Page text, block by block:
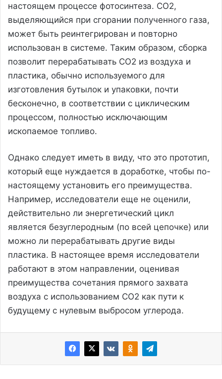
настоящем процессе фотосинтеза. CO2,
выделяющийся при сгорании полученного газа,
может быть реинтегрирован и повторно
использован в системе. Таким образом, сборка
позволит перерабатывать CO2 из воздуха и
пластика, обычно используемого для
изготовления бутылок и упаковки, почти
бесконечно, в соответствии с циклическим
процессом, полностью исключающим
ископаемое топливо.
Однако следует иметь в виду, что это прототип,
который еще нуждается в доработке, чтобы по-
настоящему установить его преимущества.
Например, исследователи еще не оценили,
действительно ли энергетический цикл
является безуглеродным (по всей цепочке) или
можно ли перерабатывать другие виды
пластика. В настоящее время исследователи
работают в этом направлении, оценивая
преимущества сочетания прямого захвата
воздуха с использованием CO2 как пути к
будущему с нулевым выбросом углерода.